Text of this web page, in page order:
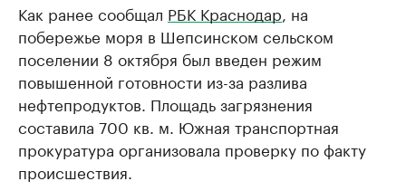
Как ранее сообщал РБК Краснодар , на
побережье моря в Шепсинском сельском
поселении 8 октября был введен режим
повышенной готовности из-за разлива
нефтепродуктов. Площадь загрязнения
составила 700 кв. м. Южная транспортная
прокуратура организовала проверку по факту
происшествия.